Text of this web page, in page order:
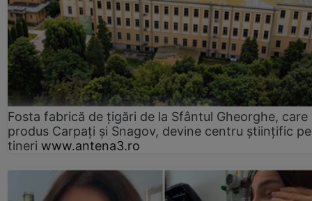
Fosta fabrică de țigări de la Sfântul Gheorghe, care
produs Carpați și Snagov, devine centru științific
tineri www.antena3.ro